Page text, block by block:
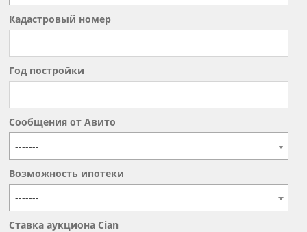
Кадастровый номер
Год постройки
Сообщения от Авито
-------
Возможность ипотеки
-------
Ставка аукциона Cian